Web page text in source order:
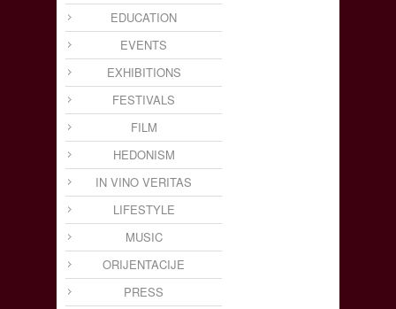
EDUCATION
EVENTS
EXHIBITIONS
FESTIVALS
FILM
HEDONISM
IN VINO VERITAS
LIFESTYLE
MUSIC
ORIJENTACIJE
PRESS